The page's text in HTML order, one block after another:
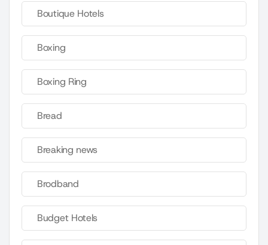
Boutique Hotels
Boxing
Boxing Ring
Bread
Breaking news
Brodband
Budget Hotels